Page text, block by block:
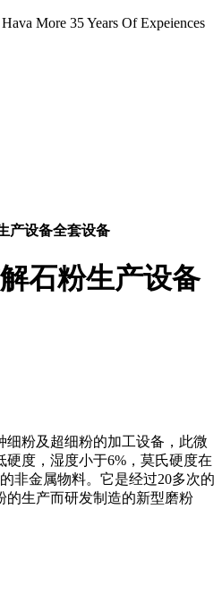
More 35 Years Of Expeiences
产设备全套设备
石粉生产设备
细粉及超细粉的加工设备，此微
硬度，湿度小于6%，莫氏硬度在
非金属物料。它是经过20多次的
的生产而研发制造的新型磨粉